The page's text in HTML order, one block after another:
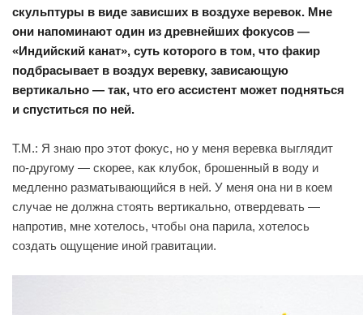
скульптуры в виде зависших в воздухе веревок. Мне
они напоминают один из древнейших фокусов —
«Индийский канат», суть которого в том, что факир
подбрасывает в воздух веревку, зависающую
вертикально — так, что его ассистент может подняться
и спуститься по ней.
Т.М.: Я знаю про этот фокус, но у меня веревка выглядит
по-другому — скорее, как клубок, брошенный в воду и
медленно разматывающийся в ней. У меня она ни в коем
случае не должна стоять вертикально, отвердевать —
напротив, мне хотелось, чтобы она парила, хотелось
создать ощущение иной гравитации.